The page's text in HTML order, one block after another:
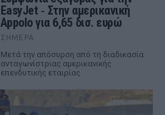
EasyJet ‑ Στην αμερικανική
Appolo για 6,65 δισ. ευρώ
ΣΉΜΕΡΑ
Μετά την απόσυρση από τη διαδικασία
ανταγωνίστριας αμερικανικής
επενδυτικής εταιρίας